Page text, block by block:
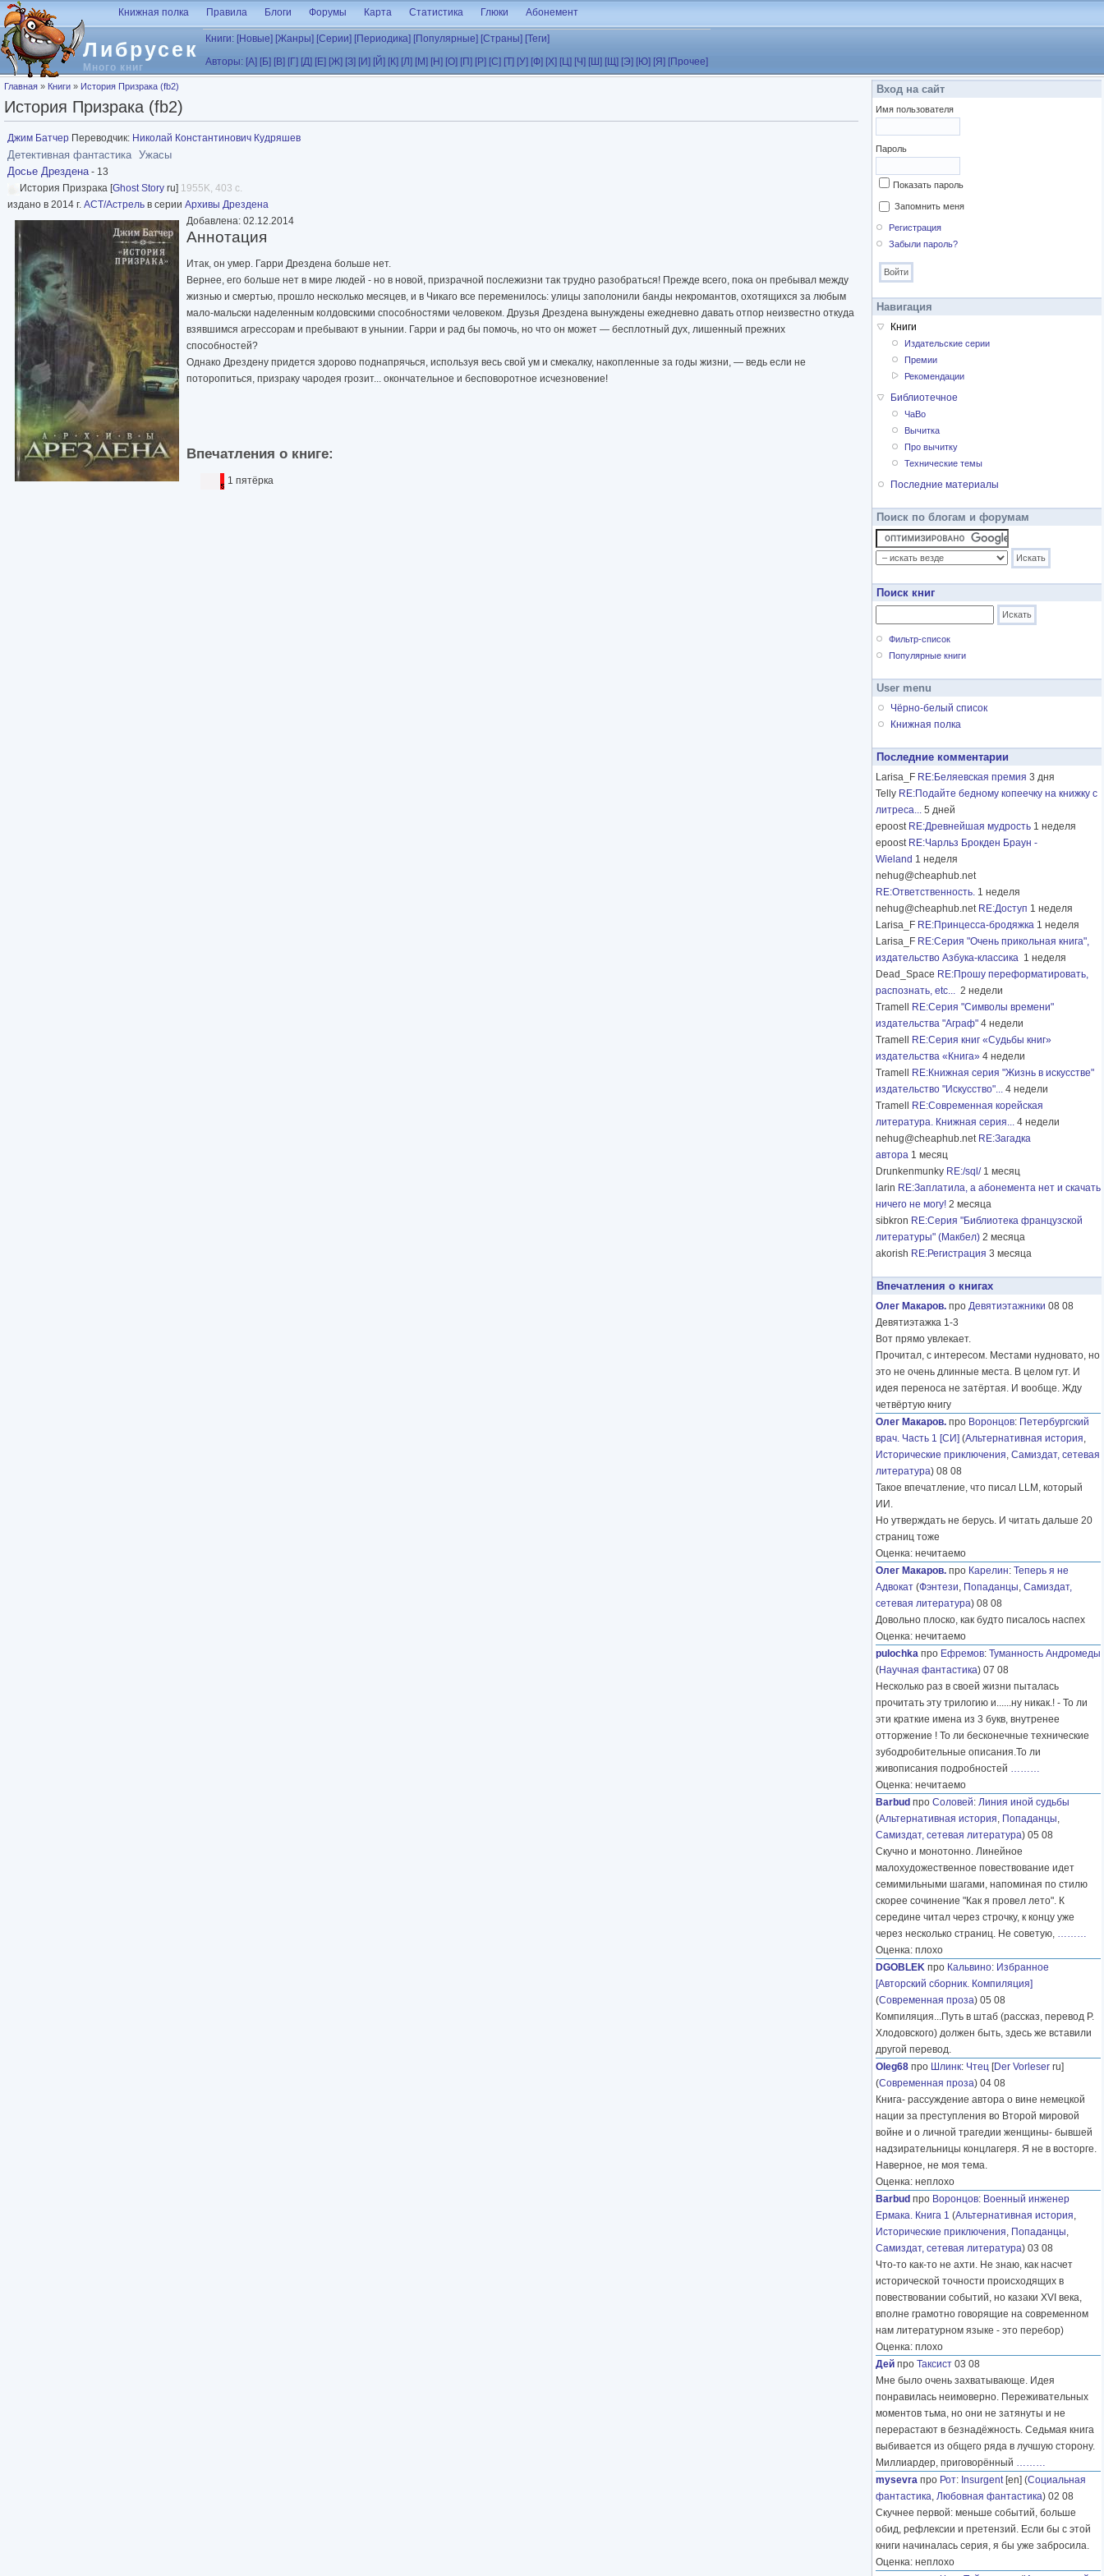
Перейти к основному содержанию
Либрусек
Много книг
Книжная полка Правила Блоги Форумы Карта Статистика Глюки Абонемент
Книги: [Новые] [Жанры] [Серии] [Периодика] [Популярные] [Страны] [Теги]
Авторы: [А] [Б] [В] [Г] [Д] [Е] [Ж] [З] [И] [Й] [К] [Л] [М] [Н] [О] [П] [Р] [С] [Т] [У] [Ф] [Х] [Ц] [Ч] [Ш] [Щ] [Э] [Ю] [Я] [Прочее]
Вы здесь
Главная » Книги » История Призрака (fb2)
История Призрака (fb2)
Джим Батчер Переводчик: Николай Константинович Кудряшев
Детективная фантастика Ужасы
Досье Дрездена- 13
История Призрака [Ghost Story ru] 1955K, 403 с.
издано в 2014 г. АСТ/Астрель в серии Архивы Дрездена
Добавлена: 02.12.2014
Аннотация
Итак, он умер. Гарри Дрездена больше нет.
Вернее, его больше нет в мире людей - но в новой, призрачной послежизни так трудно разобраться! Прежде всего, пока он пребывал между
жизнью и смертью, прошло несколько месяцев, и в Чикаго все переменилось: улицы заполонили банды некромантов, охотящихся за любым
мало-мальски наделенным колдовскими способностями человеком. Друзья Дрездена вынуждены ежедневно давать отпор неизвестно откуда
взявшимся агрессорам и пребывают в унынии. Гарри и рад бы помочь, но что он может — бесплотный дух, лишенный прежних
способностей?
Однако Дрездену придется здорово поднапрячься, используя весь свой ум и смекалку, накопленные за годы жизни, — ведь если не
поторопиться, призраку чародея грозит... окончательное и бесповоротное исчезновение!
Впечатления о книге:
1 пятёрка
Вход на сайт
Имя пользователя
Пароль
Показать пароль
Запомнить меня
Регистрация
Забыли пароль?
Навигация
Книги
Издательские серии
Премии
Рекомендации
Библиотечное
ЧаВо
Вычитка
Про вычитку
Технические темы
Последние материалы
Поиск по блогам и форумам
Поиск книг
Фильтр-список
Популярные книги
User menu
Чёрно-белый список
Книжная полка
Последние комментарии
Larisa_F RE:Беляевская премия 3 дня
Telly RE:Подайте бедному копеечку на книжку с
литреса... 5 дней
epoost RE:Древнейшая мудрость 1 неделя
epoost RE:Чарльз Брокден Браун -
Wieland 1 неделя
nehug@cheaphub.net
RE:Ответственность. 1 неделя
nehug@cheaphub.net RE:Доступ 1 неделя
Larisa_F RE:Принцесса-бродяжка 1 неделя
Larisa_F RE:Серия "Очень прикольная книга",
издательство Азбука-классика 1 неделя
Dead_Space RE:Прошу переформатировать,
распознать, etc... 2 недели
Tramell
RE:Серия "Символы времени"
издательства "Аграф" 4 недели
Tramell
RE:Серия книг «Судьбы книг»
издательства «Книга» 4 недели
Tramell
RE:Книжная серия "Жизнь в искусстве"
издательство "Искусство"... 4 недели
Tramell
RE:Современная корейская
литература. Книжная серия... 4 недели
nehug@cheaphub.net RE:Загадка
автора 1 месяц
Drunkenmunky RE:/sql/ 1 месяц
larin RE:Заплатила, а абонемента нет и скачать
ничего не могу! 2 месяца
sibkron RE:Серия "Библиотека французской
литературы" (Макбел) 2 месяца
akorish RE:Регистрация 3 месяца
Впечатления о книгах
Олег Макаров. про Девятиэтажники 08 08
Девятиэтажка 1-3
Вот прямо увлекает.
Прочитал, с интересом. Местами нудновато, но
это не очень длинные места. В целом гут. И
идея переноса не затёртая. И вообще. Жду
четвёртую книгу
Олег Макаров. про Воронцов: Петербургский
врач. Часть 1 [СИ] (Альтернативная история,
Исторические приключения, Самиздат, сетевая
литература) 08 08
Такое впечатление, что писал LLM, который
ИИ.
Но утверждать не берусь. И читать дальше 20
страниц тоже
Оценка: нечитаемо
Олег Макаров. про Карелин: Теперь я не
Адвокат (Фэнтези, Попаданцы, Самиздат,
сетевая литература) 08 08
Довольно плоско, как будто писалось наспех
Оценка: нечитаемо
pulochka про Ефремов: Туманность Андромеды
(Научная фантастика) 07 08
Несколько раз в своей жизни пыталась
прочитать эту трилогию и......ну никак.! - То ли
эти краткие имена из 3 букв, внутренее
отторжение ! То ли бесконечные технические
зубодробительные описания.То ли
живописания подробностей ………
Оценка: нечитаемо
Barbud про Соловей: Линия иной судьбы
(Альтернативная история, Попаданцы,
Самиздат, сетевая литература) 05 08
Скучно и монотонно. Линейное
малохудожественное повествование идет
семимильными шагами, напоминая по стилю
скорее сочинение "Как я провел лето". К
середине читал через строчку, к концу уже
через несколько страниц. Не советую, ………
Оценка: плохо
DGOBLEK про Кальвино: Избранное
[Авторский сборник. Компиляция]
(Современная проза) 05 08
Компиляция...Путь в штаб (рассказ, перевод Р.
Хлодовского) должен быть, здесь же вставили
другой перевод.
Oleg68 про Шлинк: Чтец [Der Vorleser ru]
(Современная проза) 04 08
Книга- рассуждение автора о вине немецкой
нации за преступления во Второй мировой
войне и о личной трагедии женщины- бывшей
надзирательницы концлагеря. Я не в восторге.
Наверное, не моя тема.
Оценка: неплохо
Barbud про Воронцов: Военный инженер
Ермака. Книга 1 (Альтернативная история,
Исторические приключения, Попаданцы,
Самиздат, сетевая литература) 03 08
Что-то как-то не ахти. Не знаю, как насчет
исторической точности происходящих в
повествовании событий, но казаки XVI века,
вполне грамотно говорящие на современном
нам литературном языке - это перебор)
Оценка: плохо
Дей про Таксист 03 08
Мне было очень захватывающе. Идея
понравилась неимоверно. Переживательных
моментов тьма, но они не затянуты и не
перерастают в безнадёжность. Седьмая книга
выбивается из общего ряда в лучшую сторону.
Миллиардер, приговорённый ………
mysevra про Рот: Insurgent[en] (Социальная
фантастика, Любовная фантастика) 02 08
Скучнее первой: меньше событий, больше
обид, рефлексии и претензий. Если бы с этой
книги начиналась серия, я бы уже забросила.
Оценка: неплохо